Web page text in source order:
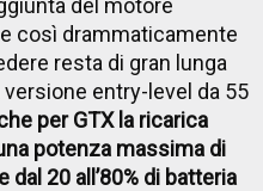
così drammaticamente
resta di gran lunga
entry-level da 55
per GTX la ricarica
potenza massima di
20 all’80% di batteria